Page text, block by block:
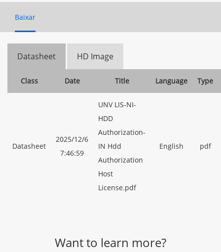
Baixar
Datasheet HD Image
Class Date Title Language Type
Datasheet
2025/12/6
7:46:59
UNV LIS-NI-
HDD
Authorization-
IN Hdd
Authorization
Host
License.pdf
English pdf
Want to learn more?